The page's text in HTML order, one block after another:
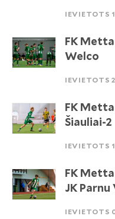
IEVIETOTS
FK
Welco
IEVIETOTS
FK
Šiauliai-2
IEVIETOTS
FK
JK Parnu
IEVIETOTS